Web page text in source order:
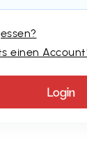
einen